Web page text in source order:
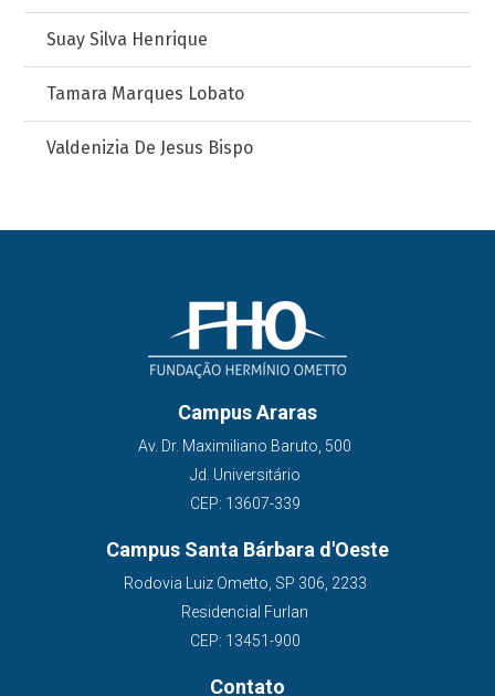
Suay Silva Henrique
Tamara Marques Lobato
Valdenizia De Jesus Bispo
Campus Araras
Av. Dr. Maximiliano Baruto, 500
Jd. Universitário
CEP: 13607-339
Campus Santa Bárbara d'Oeste
Rodovia Luiz Ometto, SP 306, 2233
Residencial Furlan
CEP: 13451-900
Contato